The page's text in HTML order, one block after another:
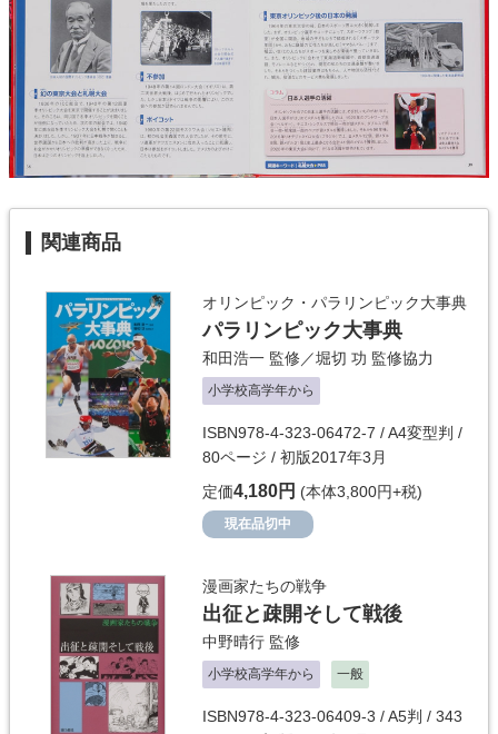
関連商品
オリンピック・パラリンピック大事典
パラリンピック大事典
和田浩一 監修／堀切 功 監修協力
小学校高学年から
ISBN978-4-323-06472-7 / A4変型判 /
80ページ / 初版2017年3月
定価4,180円 (本体3,800円+税)
現在品切中
漫画家たちの戦争
出征と疎開そして戦後
中野晴行 監修
小学校高学年から 一般
ISBN978-4-323-06409-3 / A5判 / 343